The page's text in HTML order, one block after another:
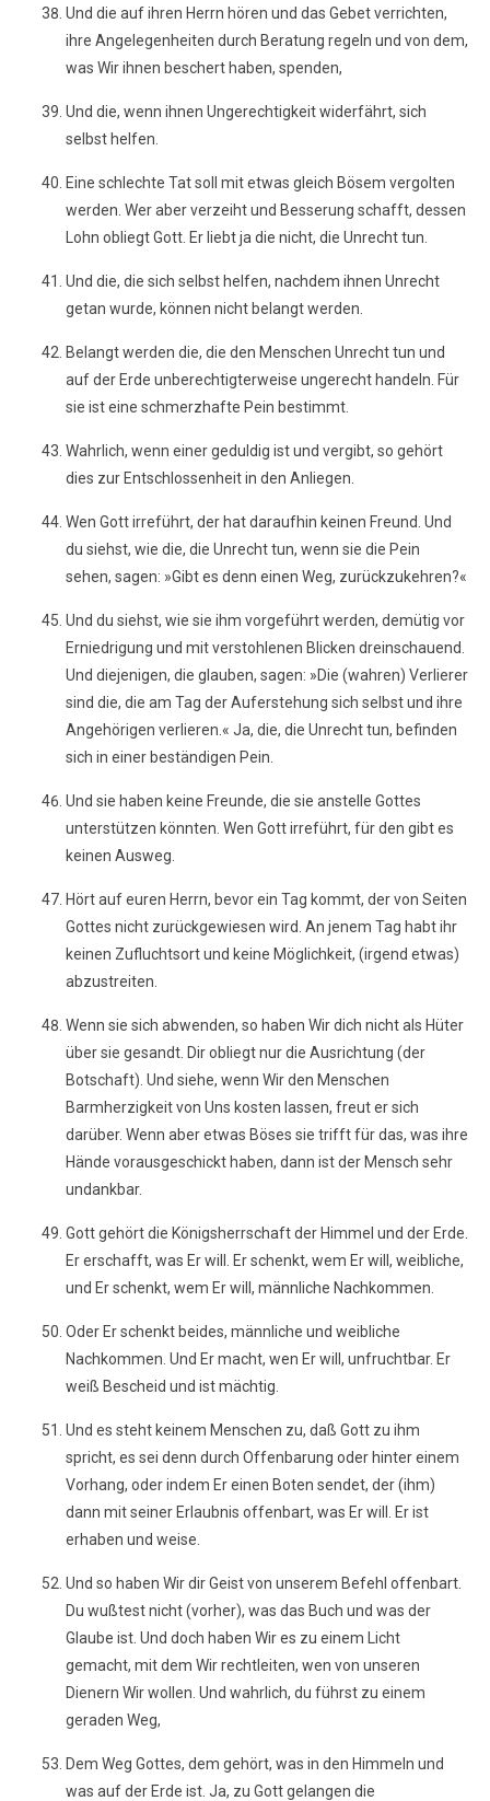
Und die auf ihren Herrn hören und das Gebet verrichten,
ihre Angelegenheiten durch Beratung regeln und von dem,
was Wir ihnen beschert haben, spenden,
Und die, wenn ihnen Ungerechtigkeit widerfährt, sich
selbst helfen.
Eine schlechte Tat soll mit etwas gleich Bösem vergolten
werden. Wer aber verzeiht und Besserung schafft, dessen
Lohn obliegt Gott. Er liebt ja die nicht, die Unrecht tun.
Und die, die sich selbst helfen, nachdem ihnen Unrecht
getan wurde, können nicht belangt werden.
Belangt werden die, die den Menschen Unrecht tun und
auf der Erde unberechtigterweise ungerecht handeln. Für
sie ist eine schmerzhafte Pein bestimmt.
Wahrlich, wenn einer geduldig ist und vergibt, so gehört
dies zur Entschlossenheit in den Anliegen.
Wen Gott irreführt, der hat daraufhin keinen Freund. Und
du siehst, wie die, die Unrecht tun, wenn sie die Pein
sehen, sagen: »Gibt es denn einen Weg, zurückzukehren?«
Und du siehst, wie sie ihm vorgeführt werden, demütig vor
Erniedrigung und mit verstohlenen Blicken dreinschauend.
Und diejenigen, die glauben, sagen: »Die (wahren) Verlierer
sind die, die am Tag der Auferstehung sich selbst und ihre
Angehörigen verlieren.« Ja, die, die Unrecht tun, befinden
sich in einer beständigen Pein.
Und sie haben keine Freunde, die sie anstelle Gottes
unterstützen könnten. Wen Gott irreführt, für den gibt es
keinen Ausweg.
Hört auf euren Herrn, bevor ein Tag kommt, der von Seiten
Gottes nicht zurückgewiesen wird. An jenem Tag habt ihr
keinen Zufluchtsort und keine Möglichkeit, (irgend etwas)
abzustreiten.
Wenn sie sich abwenden, so haben Wir dich nicht als Hüter
über sie gesandt. Dir obliegt nur die Ausrichtung (der
Botschaft). Und siehe, wenn Wir den Menschen
Barmherzigkeit von Uns kosten lassen, freut er sich
darüber. Wenn aber etwas Böses sie trifft für das, was ihre
Hände vorausgeschickt haben, dann ist der Mensch sehr
undankbar.
Gott gehört die Königsherrschaft der Himmel und der Erde.
Er erschafft, was Er will. Er schenkt, wem Er will, weibliche,
und Er schenkt, wem Er will, männliche Nachkommen.
Oder Er schenkt beides, männliche und weibliche
Nachkommen. Und Er macht, wen Er will, unfruchtbar. Er
weiß Bescheid und ist mächtig.
Und es steht keinem Menschen zu, daß Gott zu ihm
spricht, es sei denn durch Offenbarung oder hinter einem
Vorhang, oder indem Er einen Boten sendet, der (ihm)
dann mit seiner Erlaubnis offenbart, was Er will. Er ist
erhaben und weise.
Und so haben Wir dir Geist von unserem Befehl offenbart.
Du wußtest nicht (vorher), was das Buch und was der
Glaube ist. Und doch haben Wir es zu einem Licht
gemacht, mit dem Wir rechtleiten, wen von unseren
Dienern Wir wollen. Und wahrlich, du führst zu einem
geraden Weg,
Dem Weg Gottes, dem gehört, was in den Himmeln und
was auf der Erde ist. Ja, zu Gott gelangen die